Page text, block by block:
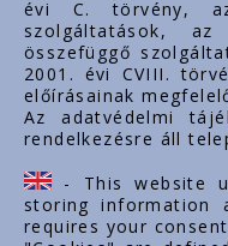
Rólunk
Dokumentumok
Kapcsolat
Karrier
Cég adatok
Tárhely adatok
Támogatások
évi C. törvény, az
szolgáltatások, az
összefüggő
2001. évi CVIII.
előírásainak
Az adatvédelmi
rendelkezésre áll
- This website
storing information
requires your